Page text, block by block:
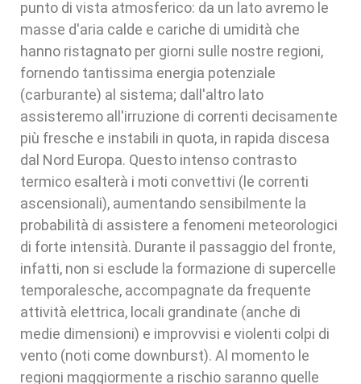
punto di vista atmosferico: da un lato avremo le
masse d'aria calde e cariche di umidità che
hanno ristagnato per giorni sulle nostre regioni,
fornendo tantissima energia potenziale
(carburante) al sistema; dall'altro lato
assisteremo all'irruzione di correnti decisamente
più fresche e instabili in quota, in rapida discesa
dal Nord Europa. Questo intenso contrasto
termico esalterà i moti convettivi (le correnti
ascensionali), aumentando sensibilmente la
probabilità di assistere a fenomeni meteorologici
di forte intensità. Durante il passaggio del fronte,
infatti, non si esclude la formazione di supercelle
temporalesche, accompagnate da frequente
attività elettrica, locali grandinate (anche di
medie dimensioni) e improvvisi e violenti colpi di
vento (noti come downburst). Al momento le
regioni maggiormente a rischio saranno quelle